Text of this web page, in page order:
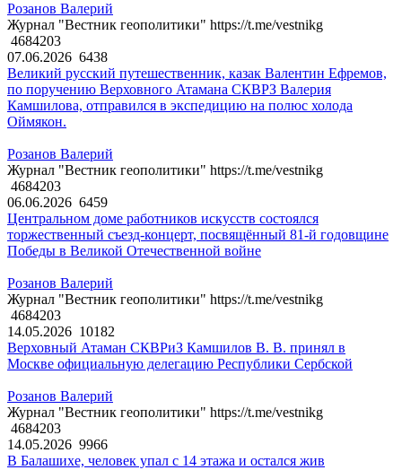
Розанов Валерий
Журнал "Вестник геополитики" https://t.me/vestnikg
4684203
07.06.2026 6438
Великий русский путешественник, казак Валентин Ефремов,
по поручению Верховного Атамана СКВРЗ Валерия
Камшилова, отправился в экспедицию на полюс холода
Оймякон.
Розанов Валерий
Журнал "Вестник геополитики" https://t.me/vestnikg
4684203
06.06.2026 6459
Центральном доме работников искусств состоялся
торжественный съезд-концерт, посвящённый 81-й годовщине
Победы в Великой Отечественной войне
Розанов Валерий
Журнал "Вестник геополитики" https://t.me/vestnikg
4684203
14.05.2026 10182
Верховный Атаман СКВРиЗ Камшилов В. В. принял в
Москве официальную делегацию Республики Сербской
Розанов Валерий
Журнал "Вестник геополитики" https://t.me/vestnikg
4684203
14.05.2026 9966
В Балашихе, человек упал с 14 этажа и остался жив